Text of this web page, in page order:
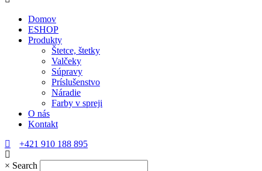
Domov
ESHOP
Produkty
Štetce, štetky
Valčeky
Súpravy
Príslušenstvo
Náradie
Farby v spreji
O nás
Kontakt
+421 910 188 895
× Search